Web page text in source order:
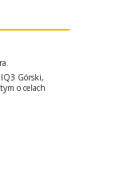
Górski,
o celach